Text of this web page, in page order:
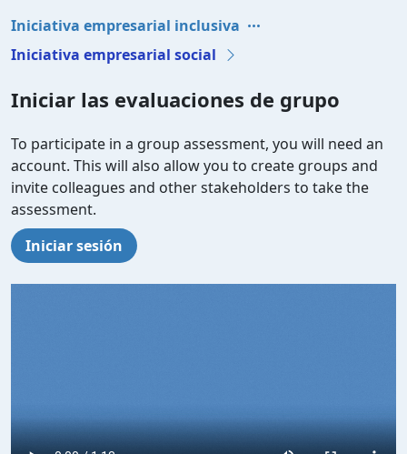
Iniciativa empresarial inclusiva
Iniciativa empresarial social
Iniciar las evaluaciones de grupo
To participate in a group assessment, you will need an
account. This will also allow you to create groups and
invite colleagues and other stakeholders to take the
assessment.
Iniciar sesión